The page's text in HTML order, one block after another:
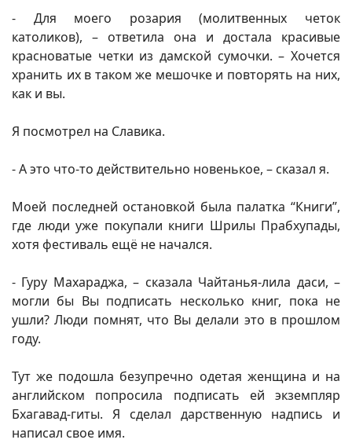
- Для моего розария (молитвенных четок
католиков), – ответила она и достала красивые
красноватые четки из дамской сумочки. – Хочется
хранить их в таком же мешочке и повторять на них,
как и вы.
Я посмотрел на Славика.
- А это что-то действительно новенькое, – сказал я.
Моей последней остановкой была палатка “Книги”,
где люди уже покупали книги Шрилы Прабхупады,
хотя фестиваль ещё не начался.
- Гуру Махараджа, – сказала Чайтанья-лила даси, –
могли бы Вы подписать несколько книг, пока не
ушли? Люди помнят, что Вы делали это в прошлом
году.
Тут же подошла безупречно одетая женщина и на
английском попросила подписать ей экземпляр
Бхагавад-гиты. Я сделал дарственную надпись и
написал свое имя.